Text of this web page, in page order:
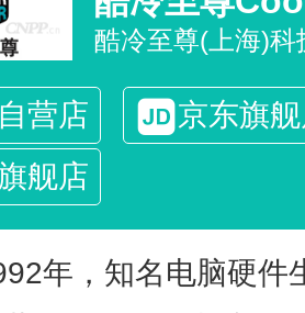
酷冷至尊(上海)科
营店
京东旗
舰店
年，知名电脑硬件